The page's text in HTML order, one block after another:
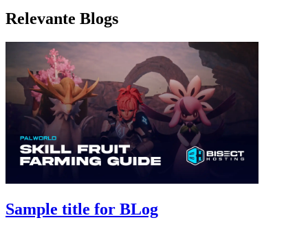
Relevante Blogs
Sample title for BLog